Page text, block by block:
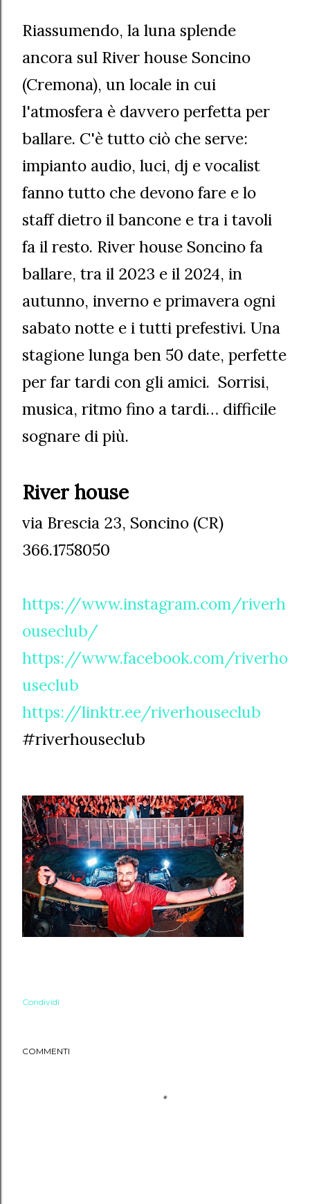
Riassumendo, la luna splende
ancora sul River house Soncino
(Cremona), un locale in cui
l'atmosfera è davvero perfetta per
ballare. C'è tutto ciò che serve:
impianto audio, luci, dj e vocalist
fanno tutto che devono fare e lo
staff dietro il bancone e tra i tavoli
fa il resto. River house Soncino fa
ballare, tra il 2023 e il 2024, in
autunno, inverno e primavera ogni
sabato notte e i tutti prefestivi. Una
stagione lunga ben 50 date, perfette
per far tardi con gli amici. Sorrisi,
musica, ritmo fino a tardi… difficile
sognare di più.
River house
via Brescia 23, Soncino (CR)
366.1758050
https://www.instagram.com/riverh
ouseclub/
https://www.facebook.com/riverho
useclub
https://linktr.ee/riverhouseclub
#riverhouseclub
Condividi
COMMENTI